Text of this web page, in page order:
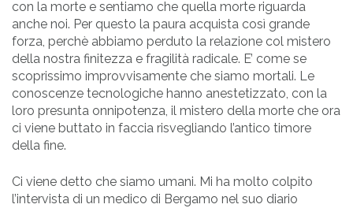
con la morte e sentiamo che quella morte riguarda
anche noi. Per questo la paura acquista così grande
forza, perchè abbiamo perduto la relazione col mistero
della nostra finitezza e fragilità radicale. E’ come se
scoprissimo improvvisamente che siamo mortali. Le
conoscenze tecnologiche hanno anestetizzato, con la
loro presunta onnipotenza, il mistero della morte che ora
ci viene buttato in faccia risvegliando l’antico timore
della fine.
Ci viene detto che siamo umani. Mi ha molto colpito
l’intervista di un medico di Bergamo nel suo diario